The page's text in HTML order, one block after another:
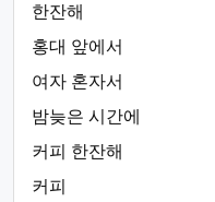
한잔해
홍대 앞에서
여자 혼자서
밤늦은 시간에
커피 한잔해
커피